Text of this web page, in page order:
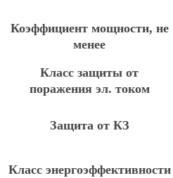
Коэффициент мощности, не
менее
Класс защиты от
поражения эл. током
Защита от КЗ
Класс энергоэффективности